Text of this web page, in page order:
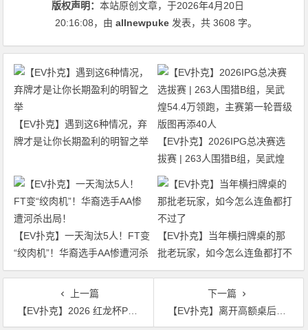
版权声明：本站原创文章，于2026年4月20日
20:16:08，由allnewpuke 发表，共 3608 字。
【EV扑克】遇到这6种情况，弃
牌才是让你长期盈利的明智之举
【EV扑克】2026IPG总决赛选
拔赛 | 263人围猎B组，吴武煌
54.4万领跑，主赛第一轮晋级版
【EV扑克】一天淘汰5人！FT变
“绞肉机”！华裔选手AA惨遭河杀
出局！
【EV扑克】当年横扫牌桌的那
批老玩家，如今怎么连鱼都打不
过了
上一篇
【EV扑克】2026 红龙杯PLUS｜小组赛圆满收官，303人晋级，903人次共创参赛热潮！
下一篇
【EV扑克】离开高额桌后的第1825天：一位顶级牌手的“非典型”退役告白